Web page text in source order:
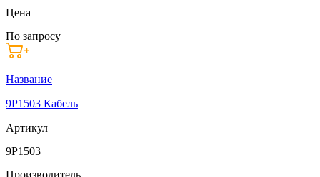
Цена
По запросу
Название
9P1503 Кабель
Артикул
9P1503
Производитель